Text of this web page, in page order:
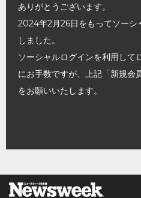
ありがとうございます。
2024年2月26日をもってソーシ
しました。
ソーシャルログインを利用して
にお手数ですが、上記「新規会
をお願いいたします。